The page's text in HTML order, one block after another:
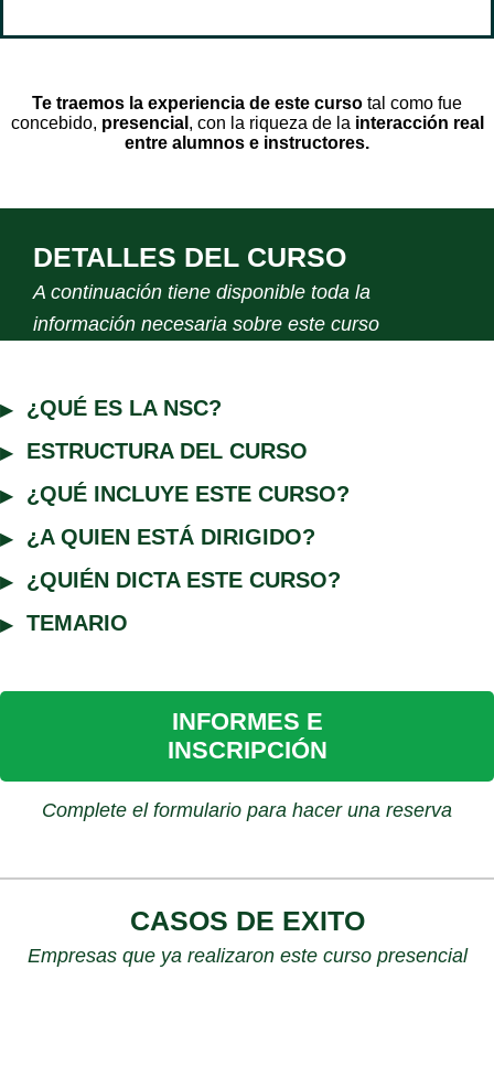
Te traemos la experiencia de este curso tal como fue
concebido, presencial , con la riqueza de la interacción real
entre alumnos e instructores.
DETALLES DEL CURSO
A continuación tiene disponible toda la
información necesaria sobre este curso
¿QUÉ ES LA NSC?
ESTRUCTURA DEL CURSO
¿QUÉ INCLUYE ESTE CURSO?
¿A QUIEN ESTÁ DIRIGIDO?
¿QUIÉN DICTA ESTE CURSO?
TEMARIO
INFORMES E
INSCRIPCIÓN
Complete el formulario para hacer una reserva
CASOS DE EXITO
Empresas que ya realizaron este curso presencial